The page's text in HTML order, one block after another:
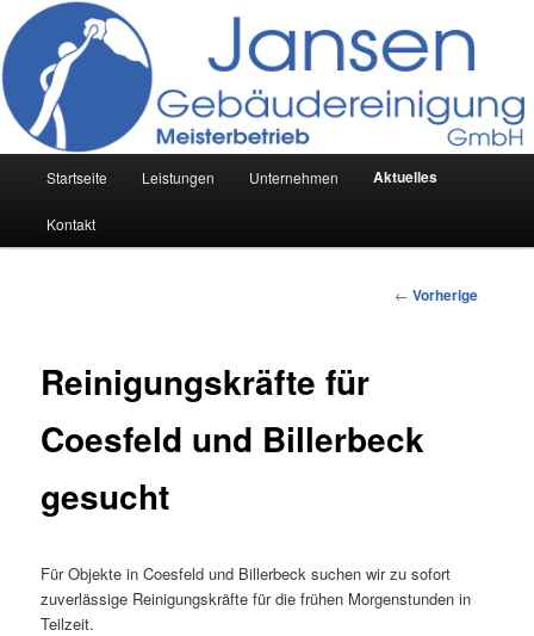
Gebäudereinigung Jansen GmbH
Werterhaltung durch Sauberkeit | Meisterbetrieb
Zum
Inhalt
Startseite Leistungen Unternehmen Aktuelles
Kontakt
Beitrags-
← Vorherige
Reinigungskräfte für
Coesfeld und Billerbeck
gesucht
Für Objekte in Coesfeld und Billerbeck suchen wir zu sofort
zuverlässige Reinigungskräfte für die frühen Morgenstunden in
Teilzeit.